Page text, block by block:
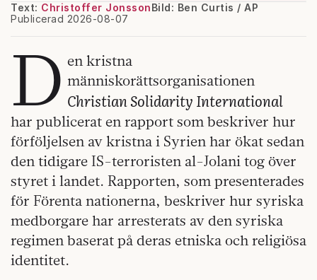
Text: Christoffer Jonsson
Publicerad 2026-08-07
Bild: Ben Curtis / AP
D en kristna
människorättsorganisationen
Christian Solidarity International
har publicerat en rapport som beskriver hur
förföljelsen av kristna i Syrien har ökat sedan
den tidigare IS-terroristen al-Jolani tog över
styret i landet. Rapporten, som presenterades
för Förenta nationerna, beskriver hur syriska
medborgare har arresterats av den syriska
regimen baserat på deras etniska och religiösa
identitet.